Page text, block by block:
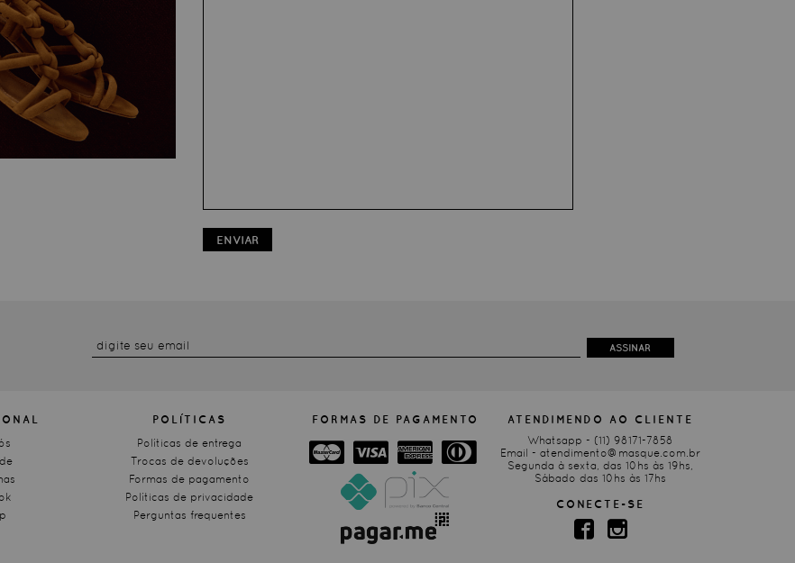
ENVIAR
ASSINAR
POLÍTICAS
Políticas de entrega
Trocas de devoluções
Formas de pagamento
Políticas de privacidade
Perguntas frequentes
FORMAS DE PAGAMENTO ATENDIMENDO AO CLIENTE
Whatsapp - (11) 98171-7858
Email - atendimento@masque.com.br
Segunda à sexta, das 10hs às 19hs,
Sábado das 10hs às 17hs
CONECTE-SE